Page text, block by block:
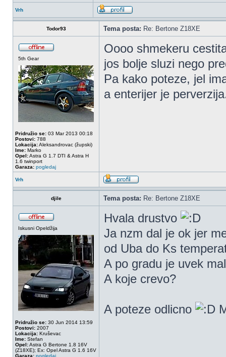
Vrh
Todor93 Tema posta: Re: Bertone Z18XE
5th Gear
Pridružio se: 03 Mar 2013 00:18
Postovi: 788
Lokacija:Aleksandrovac (župski)
Ime: Marko
Opel:Astra G 1.7 DTI & Astra H
1.6 twinport
Garaza: pogledaj
Oooo shmekeru
jos bolje sluzi nego
Pa kako poteze, jel
a enterijer je
Vrh
djile Tema posta: Re: Bertone Z18XE
Iskusni Opeldžija
Pridružio se: 30 Jun 2014 13:59
Postovi: 2007
Lokacija: Kruševac
Ime: Stefan
Opel:Astra G Bertone 1.8 16V
(Z18XE); Ex: Opel Astra G 1.6 16V
Garaza: pogledaj
Hvala drustvo
Ja nzm dal je ok jer
od Uba do Ks
A po gradu je uvek
A koje crevo?
A poteze odlicno